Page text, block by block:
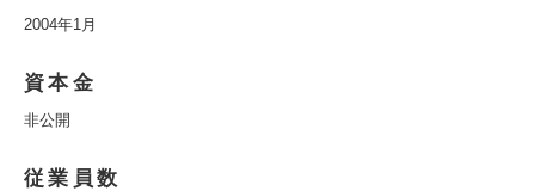
2004年1月
資本金
非公開
従業員数